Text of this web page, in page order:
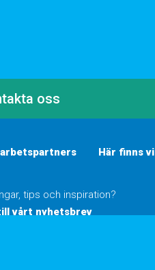
oss
Här finns vi
tips och inspiration?
vårt nyhetsbrev